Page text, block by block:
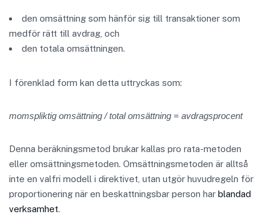
den omsättning som hänför sig till transaktioner som
medför rätt till avdrag, och
den totala omsättningen.
I förenklad form kan detta uttryckas som:
momspliktig omsättning / total omsättning = avdragsprocent
Denna beräkningsmetod brukar kallas pro rata-metoden
eller omsättningsmetoden. Omsättningsmetoden är alltså
inte en valfri modell i direktivet, utan utgör huvudregeln för
proportionering när en beskattningsbar person har blandad
verksamhet.